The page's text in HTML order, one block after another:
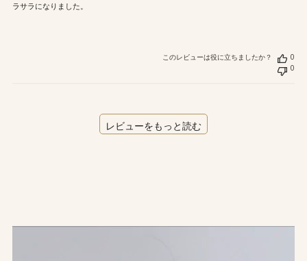
ラサラになりました。
このレビューは役に立ちましたか？
0
0
レビューをもっと読む